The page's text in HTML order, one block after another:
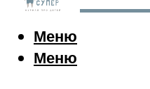
Меню
Меню